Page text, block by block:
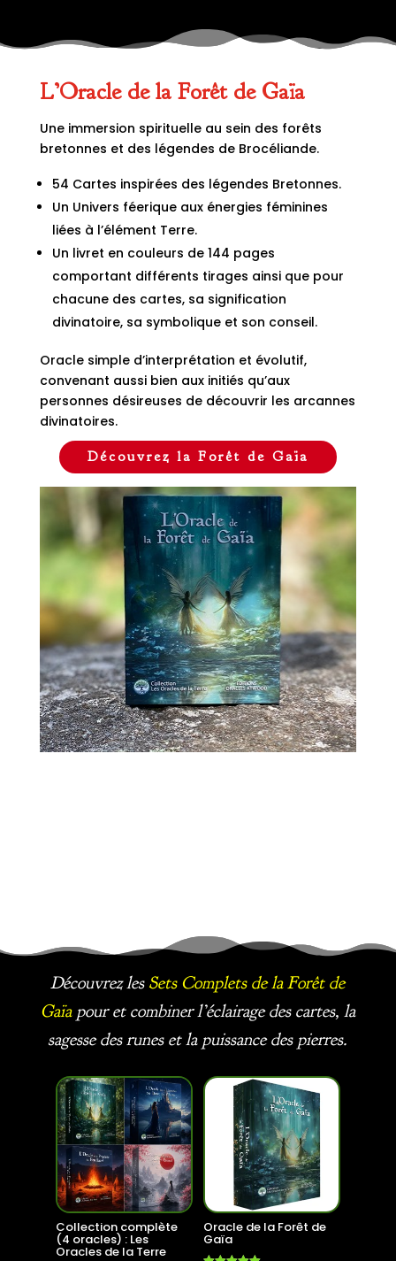
L’Oracle de la Forêt de Gaïa
Une immersion spirituelle au sein des forêts
bretonnes et des légendes de Brocéliande.
54 Cartes inspirées des légendes Bretonnes.
Un Univers féerique aux énergies féminines
liées à l’élément Terre.
Un livret en couleurs de 144 pages
comportant différents tirages ainsi que pour
chacune des cartes, sa signification
divinatoire, sa symbolique et son conseil.
Oracle simple d’interprétation et évolutif,
convenant aussi bien aux initiés qu’aux
personnes désireuses de découvrir les arcannes
divinatoires.
Découvrez la Forêt de Gaïa
Découvrez les Sets Complets de la Forêt de
Gaïapour et combiner l’éclairage des cartes, la
sagesse des runes et la puissance des pierres.
Collection complète
(4 oracles) : Les
Oracles de la Terre
Oracle de la Forêt de
Gaïa